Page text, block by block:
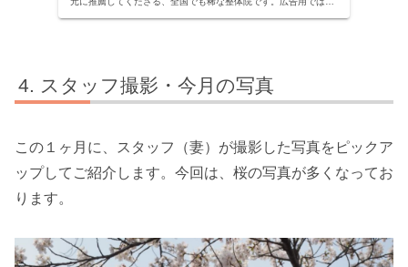
しませんか？
スタッフ撮影・今月の写真
この１ヶ月に、スタッフ（妻）が撮影した写真をピックア
ップしてご紹介します。今回は、桜の写真が多くなってお
ります。